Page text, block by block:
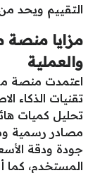
التقييم ويحد
مزايا منصة
والعملية
اعتمدت منصة
تقنيات الذكاء
تحليل كميات
مصادر رسمية
جودة ودقة
المستخدم،